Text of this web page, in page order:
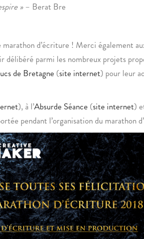
» – Berat Bre
d’écriture ! Merci également
parmi les nombreux projets
de Bretagne (site internet) pour leur
), à l’Absurde Séance (site internet)
pendant l’organisation du marathon